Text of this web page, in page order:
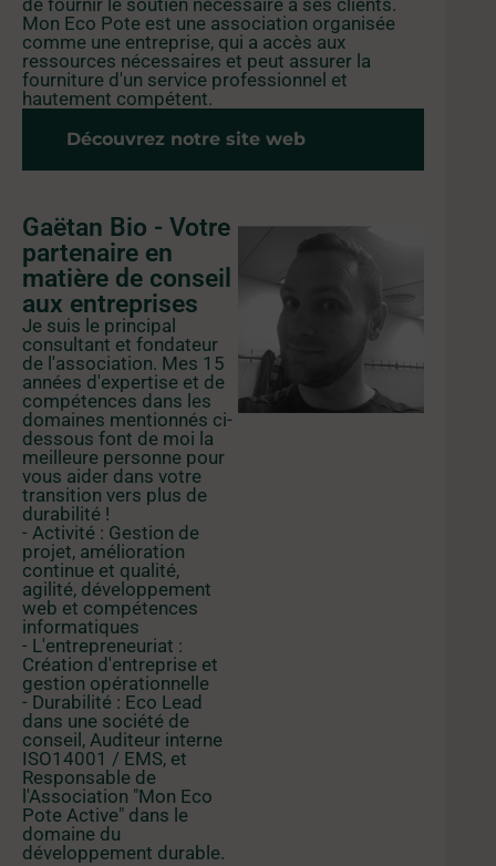
de fournir le soutien nécessaire à ses clients.
Mon Eco Pote est une association organisée
comme une entreprise, qui a accès aux
ressources nécessaires et peut assurer la
fourniture d'un service professionnel et
hautement compétent.
Découvrez notre site web
Gaëtan Bio - Votre
partenaire en
matière de conseil
aux entreprises
Je suis le principal
consultant et fondateur
de l'association. Mes 15
années d'expertise et de
compétences dans les
domaines mentionnés ci-
dessous font de moi la
meilleure personne pour
vous aider dans votre
transition vers plus de
durabilité !
- Activité : Gestion de
projet, amélioration
continue et qualité,
agilité, développement
web et compétences
informatiques
- L'entrepreneuriat :
Création d'entreprise et
gestion opérationnelle
- Durabilité : Eco Lead
dans une société de
conseil, Auditeur interne
ISO14001 / EMS, et
Responsable de
l'Association "Mon Eco
Pote Active" dans le
domaine du
développement durable.